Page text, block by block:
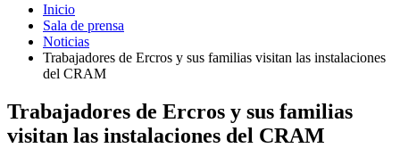
Inicio
Sala de prensa
Noticias
Trabajadores de Ercros y sus familias visitan las instalaciones
del CRAM
Trabajadores de Ercros y sus familias
visitan las instalaciones del CRAM